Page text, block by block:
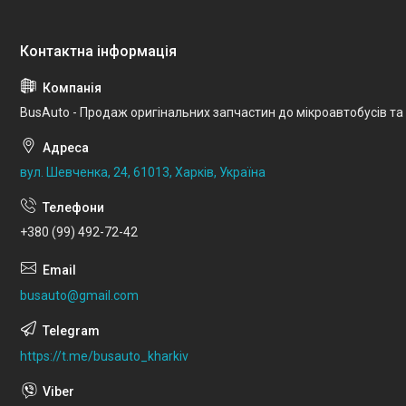
BusAuto - Продаж оригінальних запчастин до мікроавтобусів та
вул. Шевченка, 24, 61013, Харків, Україна
+380 (99) 492-72-42
busauto@gmail.com
https://t.me/busauto_kharkiv